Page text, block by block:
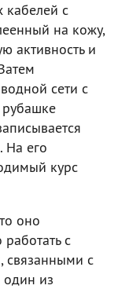
с
на кожу,
активность и
сети с
На его
курс
оно
с
с
один из